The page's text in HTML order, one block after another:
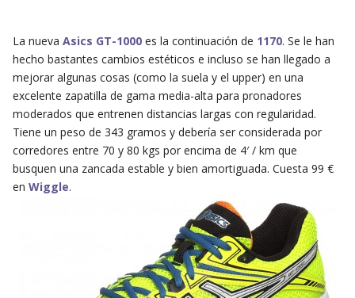
La nueva Asics GT-1000es la continuación de 1170. Se le han
hecho bastantes cambios estéticos e incluso se han llegado a
mejorar algunas cosas (como la suela y el upper) en una
excelente zapatilla de gama media-alta para pronadores
moderados que entrenen distancias largas con regularidad.
Tiene un peso de 343 gramos y debería ser considerada por
corredores entre 70 y 80 kgs por encima de 4′ / km que
busquen una zancada estable y bien amortiguada. Cuesta 99 €
en Wiggle.